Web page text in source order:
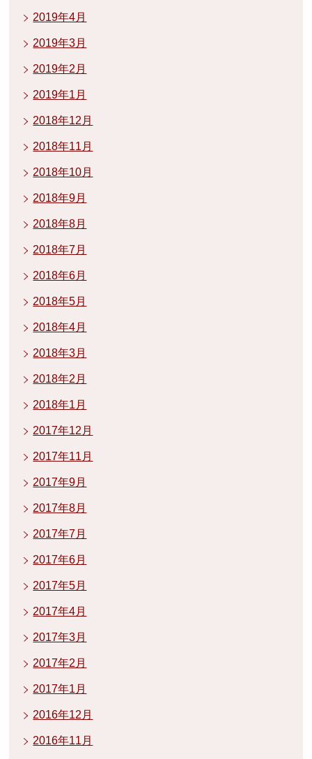
2019年4月
2019年3月
2019年2月
2019年1月
2018年12月
2018年11月
2018年10月
2018年9月
2018年8月
2018年7月
2018年6月
2018年5月
2018年4月
2018年3月
2018年2月
2018年1月
2017年12月
2017年11月
2017年9月
2017年8月
2017年7月
2017年6月
2017年5月
2017年4月
2017年3月
2017年2月
2017年1月
2016年12月
2016年11月